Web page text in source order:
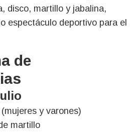
disco, martillo y jabalina,
espectáculo deportivo para el
de
y varones)
martillo